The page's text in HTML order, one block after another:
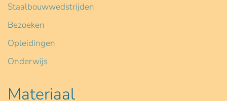
Staalbouwwedstrijden
Bezoeken
Opleidingen
Onderwijs
Materiaal